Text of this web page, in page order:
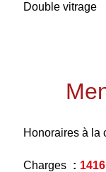
Double vitrage
Honoraires à la
Charges